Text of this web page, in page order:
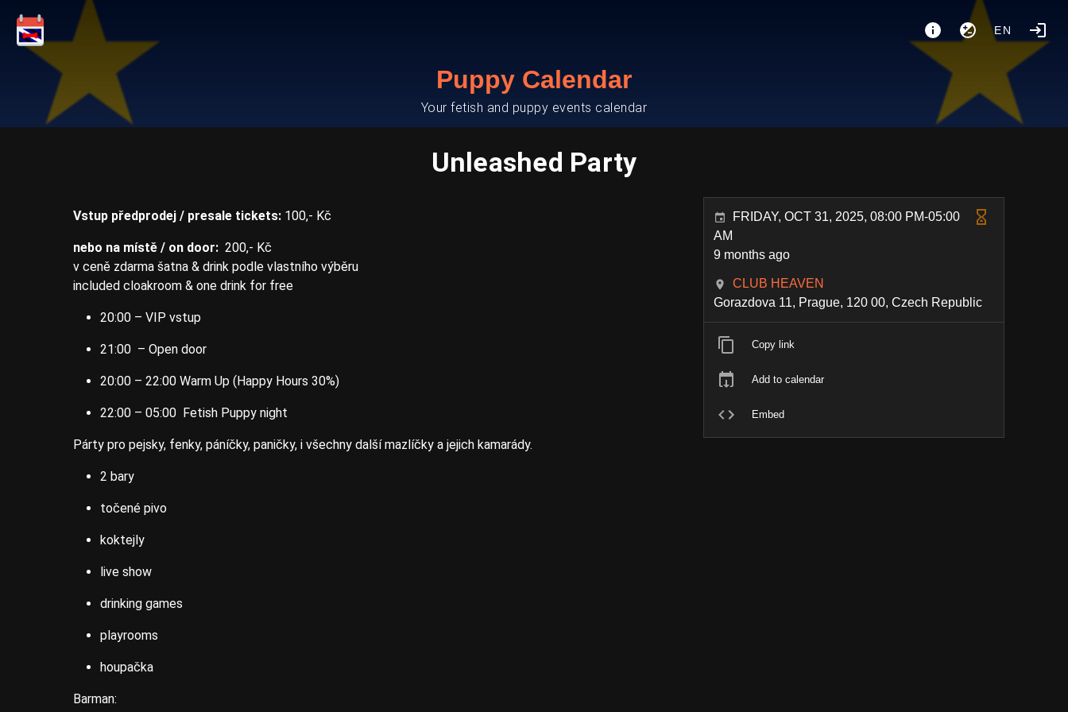
EN
Puppy Calendar
Your fetish and puppy events calendar
Unleashed Party
Vstup předprodej / presale tickets: 100,- Kč
nebo na místě / on door: 200,- Kč
v ceně zdarma šatna & drink podle vlastního výběru
included cloakroom & one drink for free
20:00 – VIP vstup
21:00 – Open door
20:00 – 22:00 Warm Up (Happy Hours 30%)
22:00 – 05:00 Fetish Puppy night
Párty pro pejsky, fenky, páníčky, paničky, i všechny další mazlíčky a jejich kamarády.
2 bary
točené pivo
koktejly
live show
drinking games
playrooms
houpačka
Barman:
FRIDAY, OCT 31, 2025, 08:00 PM-05:00
AM
9 months ago
CLUB HEAVEN
Gorazdova 11, Prague, 120 00, Czech Republic
Copy link
Add to calendar
Embed